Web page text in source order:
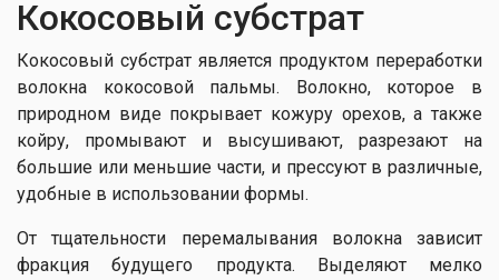
Кокосовый субстрат
Кокосовый субстрат является продуктом переработки
волокна кокосовой пальмы. Волокно, которое в
природном виде покрывает кожуру орехов, а также
койру, промывают и высушивают, разрезают на
большие или меньшие части, и прессуют в различные,
удобные в использовании формы.
От тщательности перемалывания волокна зависит
фракция будущего продукта. Выделяют мелко